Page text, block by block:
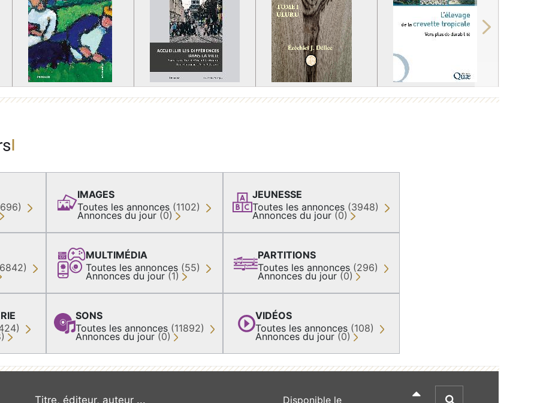
Next
IMAGES
Toutes les annonces (1102)
Annonces du jour (0)
MULTIMÉDIA
Toutes les annonces (55)
Annonces du jour (1)
SONS
Toutes les annonces (11892)
Annonces du jour (0)
JEUNESSE
Toutes les annonces (3948)
Annonces du jour (0)
PARTITIONS
Toutes les annonces (296)
Annonces du jour (0)
VIDÉOS
Toutes les annonces (108)
Annonces du jour (0)
recherche par mot clé